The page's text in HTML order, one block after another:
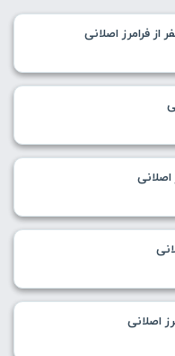
فرامرز اصلانی
اصلانی
اصلانی